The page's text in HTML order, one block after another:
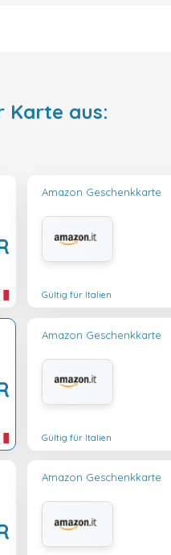
Karte aus:
Amazon Geschenkkarte
Gültig für Italien
Amazon Geschenkkarte
Gültig für Italien
Amazon Geschenkkarte